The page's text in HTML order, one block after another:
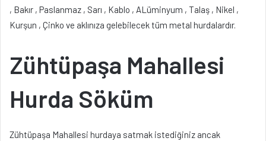
, Bakır , Paslanmaz , Sarı , Kablo , ALüminyum , Talaş , Nikel ,
Kurşun , Çinko ve aklınıza gelebilecek tüm metal hurdalardır.
Zühtüpaşa Mahallesi
Hurda Söküm
Zühtüpaşa Mahallesi hurdaya satmak istediğiniz ancak